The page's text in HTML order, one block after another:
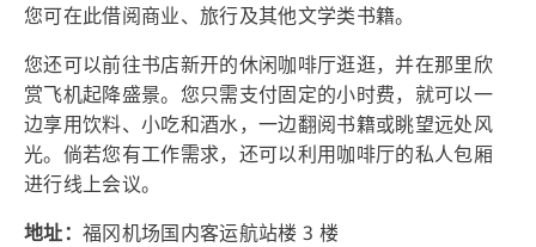
您可在此借阅商业、旅行及其他文学类书籍。
您还可以前往书店新开的休闲咖啡厅逛逛，并在那里欣
赏飞机起降盛景。您只需支付固定的小时费，就可以一
边享用饮料、小吃和酒水，一边翻阅书籍或眺望远处风
光。倘若您有工作需求，还可以利用咖啡厅的私人包厢
进行线上会议。
地址：福冈机场国内客运航站楼 3 楼